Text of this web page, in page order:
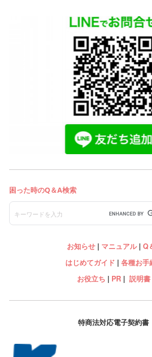
お知らせ| マニュアル| Q
はじめてガイド | 各種お手
お役立ち | PR| 説明書
特商法対応電子契約書